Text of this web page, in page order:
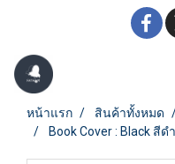
หน้าแรก สินค้าทั้งหมด
Book Cover : Black สีด